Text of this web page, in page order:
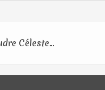
Céleste...